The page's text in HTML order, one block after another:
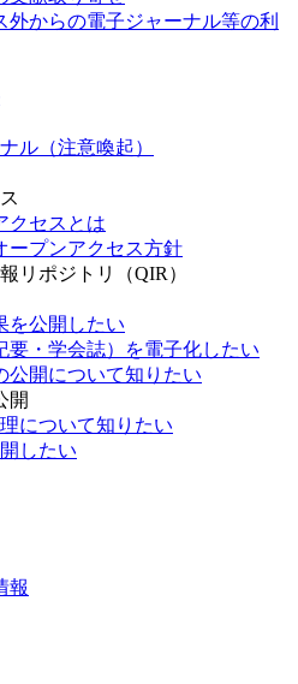
外からの電子ジャーナル等の利
ル（注意喚起）
クセスとは
ープンアクセス方針
リポジトリ（QIR）
を公開したい
要・学会誌）を電子化したい
公開について知りたい
開
について知りたい
したい
報